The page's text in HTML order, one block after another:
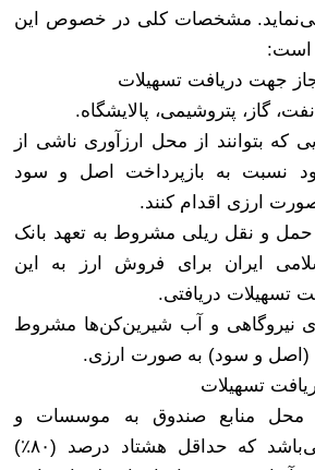
می‌نماید. مشخصات کلی در خصوص این
است:
جهت دریافت تسهیلات
گاز، پتروشیمی، پالایشگاه.
که بتوانند از محل ارزآوری ناشی از
نسبت به بازپرداخت اصل و سود
ارزی اقدام کنند.
و نقل ریلی مشروط به تعهد بانک
ایران برای فروش ارز به این
تسهیلات دریافتی.
نیروگاهی و آب شیرین‌کن‌ها مشروط
(اصل و سود) به صورت ارزی.
تسهیلات
محل منابع صندوق به موسسات و
شرکت‌هایی مجاز می‌باشد که حداقل هشتاد درصد (۸۰٪)